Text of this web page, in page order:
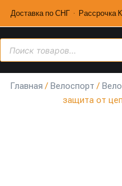
Доставка по СНГ · Рассрочка
Главная / Велоспорт /
защита от